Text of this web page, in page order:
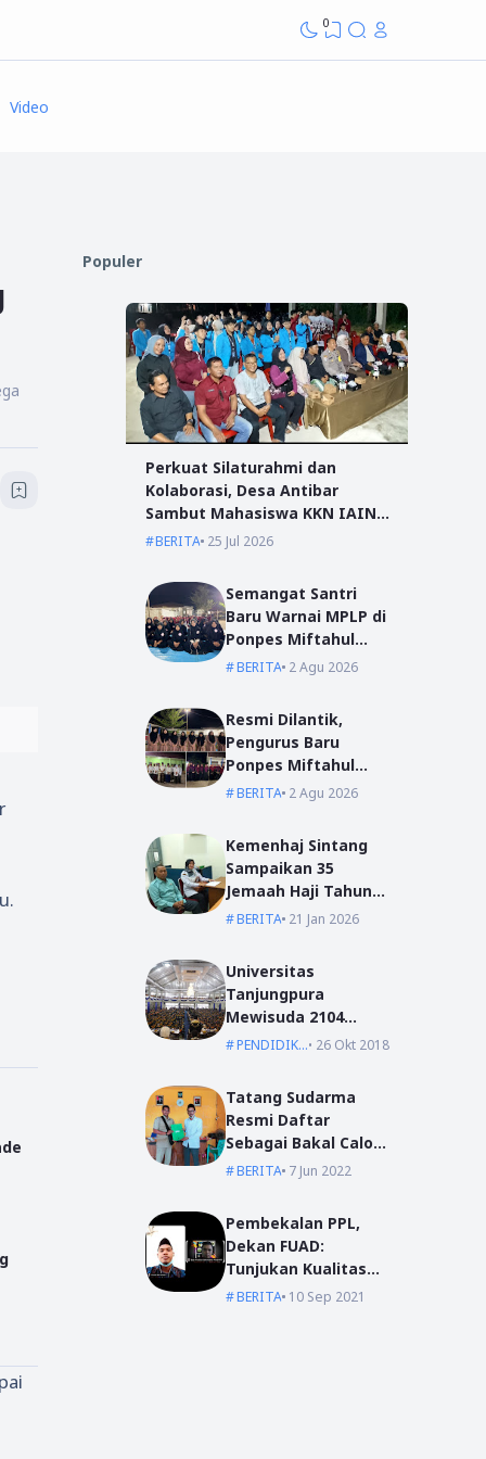
0
Video
Populer
Perkuat Silaturahmi dan
Kolaborasi, Desa Antibar
Sambut Mahasiswa KKN IAIN
Pontianak dan UM Pontianak
BERITA 25 Jul 2026
Semangat Santri
Baru Warnai MPLP di
Ponpes Miftahul
Ulum Kumpai
BERITA 2 Agu 2026
Resmi Dilantik,
Pengurus Baru
Ponpes Miftahul
Ulum Siap Emban
BERITA 2 Agu 2026
Kemenhaj Sintang
Sampaikan 35
Jemaah Haji Tahun
2026
BERITA 21 Jan 2026
Universitas
Tanjungpura
Mewisuda 2104
Lulusan pada
PENDIDIKAN26 Okt 2018
Tatang Sudarma
Resmi Daftar
Sebagai Bakal Calon
Kepala Desa Mas
BERITA 7 Jun 2022
Pembekalan PPL,
Dekan FUAD:
Tunjukan Kualitas
Dengan Akhlak
BERITA 10 Sep 2021